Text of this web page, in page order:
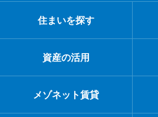
住まいを探す
資産の活用
メゾネット賃貸